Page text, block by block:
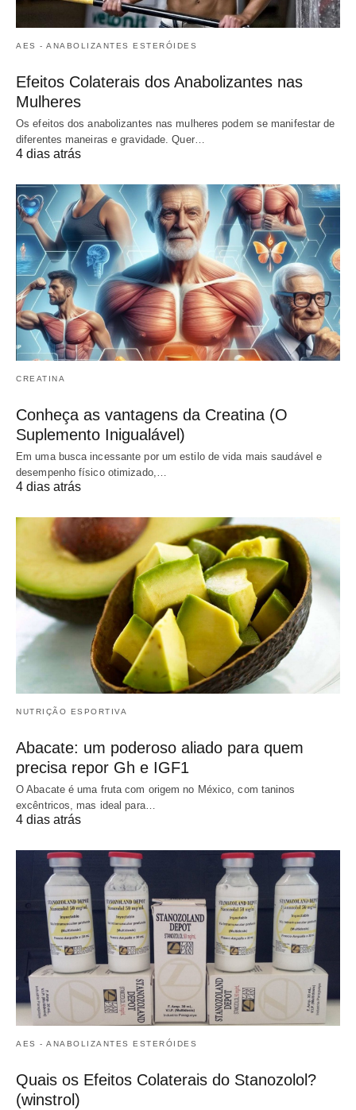
AES - ANABOLIZANTES ESTERÓIDES
Efeitos Colaterais dos Anabolizantes nas
Mulheres
Os efeitos dos anabolizantes nas mulheres podem se manifestar de
diferentes maneiras e gravidade. Quer…
4 dias atrás
CREATINA
Conheça as vantagens da Creatina (O
Suplemento Inigualável)
Em uma busca incessante por um estilo de vida mais saudável e
desempenho físico otimizado,…
4 dias atrás
NUTRIÇÃO ESPORTIVA
Abacate: um poderoso aliado para quem
precisa repor Gh e IGF1
O Abacate é uma fruta com origem no México, com taninos
excêntricos, mas ideal para…
4 dias atrás
AES - ANABOLIZANTES ESTERÓIDES
Quais os Efeitos Colaterais do Stanozolol?
(winstrol)